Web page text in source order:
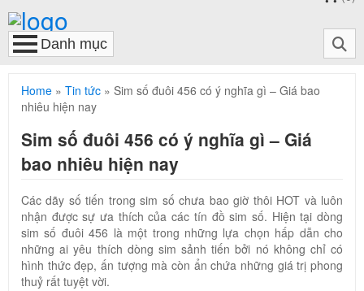
Home » Tin tức » Sim số đuôi 456 có ý nghĩa gì – Giá bao
nhiêu hiện nay
Sim số đuôi 456 có ý nghĩa gì – Giá
bao nhiêu hiện nay
Các dãy số tiến trong sim số chưa bao giờ thôi HOT và luôn
nhận được sự ưa thích của các tín đồ sim số. Hiện tại dòng
sim số đuôi 456 là một trong những lựa chọn hấp dẫn cho
những ai yêu thích dòng sim sảnh tiến bởi nó không chỉ có
hình thức đẹp, ấn tượng mà còn ẩn chứa những giá trị phong
thuỷ rất tuyệt vời.